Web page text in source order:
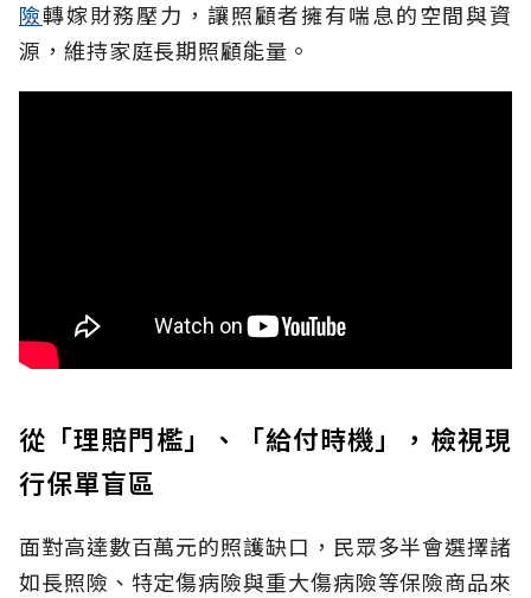
險轉嫁財務壓力，讓照顧者擁有喘息的空間與資
源，維持家庭長期照顧能量。
從「理賠門檻」、「給付時機」，檢視現
行保單盲區
面對高達數百萬元的照護缺口，民眾多半會選擇諸
如長照險、特定傷病險與重大傷病險等保險商品來